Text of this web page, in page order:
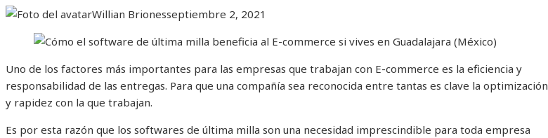
Willian Brionesseptiembre 2, 2021
Uno de los factores más importantes para las empresas que trabajan con E-commerce es la eficiencia y
responsabilidad de las entregas. Para que una compañía sea reconocida entre tantas es clave la optimización
y rapidez con la que trabajan.
Es por esta razón que los softwares de última milla son una necesidad imprescindible para toda empresa